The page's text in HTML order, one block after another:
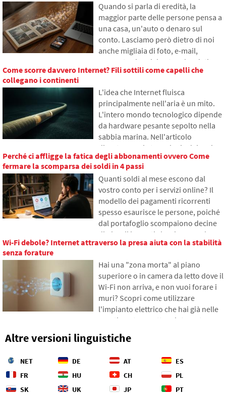
funziona, perché il contenuto di
internet viene salvato in diverse parti
del mondo e perché senza essa
l'internet odierno difficilmente
funzionerebbe.
Quando si parla di eredità, la
maggior parte delle persone pensa a
una casa, un'auto o denaro sul
conto. Lasciamo però dietro di noi
anche migliaia di foto, e-mail,
account sui social network o dati
salvati nel cloud. Cosa accadrà loro
Nell'articolo esploreremo come
funziona l'eredità digitale, perché i
sopravvissuti possono avere
problemi con i dati e come mettere
ordine nelle tracce online già oggi.
Come scorre davvero Internet? Fili sottili come capelli che
collegano i continenti
L'idea che Internet fluisca
principalmente nell'aria è un mito.
L'intero mondo tecnologico dipende
da hardware pesante sepolto nella
sabbia marina. Nell'articolo
discuteremo la tecnologia dei cavi
sottomarini. Scoprirai come
funzionano le fibre ottiche, cosa
comporta la loro posa dalle navi e
come gli abissi degli oceani sono
diventati un campo di battaglia
geopolitico.
Perché ci affligge la fatica degli abbonamenti ovvero Come
fermare la scomparsa dei soldi in 4 passi
Quanti soldi al mese escono dal
vostro conto per i servizi online? Il
modello dei pagamenti ricorrenti
spesso esaurisce le persone, poiché
dal portafoglio scompaiono decine
di piccoli importi che si accumulano
gradualmente in somme
basiamo su dati freschi del 2026,
mostreremo il divario abissale tra le
nostre stime e la realtà, e offriremo
quattro passi concreti per tenere
meglio sotto controllo le proprie
Wi-Fi debole? Internet attraverso la presa aiuta con la stabilità
senza forature
Hai una "zona morta" al piano
superiore o in camera da letto dove il
Wi-Fi non arriva, e non vuoi forare i
muri? Scopri come utilizzare
l'impianto elettrico che hai già nelle
pareti per trasmettere internet
Nell'articolo ti mostreremo come
powerline, perché riesce a gestire lo
streaming 4K e i giochi, e a cosa fare
attenzione con le vecchie
Altre versioni linguistiche
NET DE AT
ES
FR
HU CH
PL
SK
UK JP PT